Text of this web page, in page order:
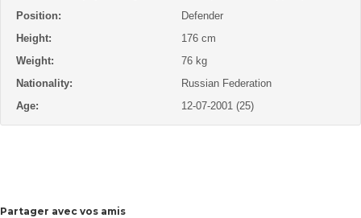
Position:
Defender
Height:
176 cm
Weight:
76 kg
Nationality:
Russian Federation
Age:
12-07-2001 (25)
Partager avec vos amis